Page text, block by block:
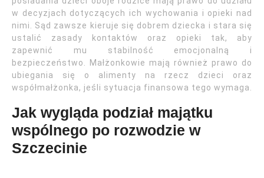
w decyzjach dotyczących ich wychowania i opieki nad
nimi. Sąd zawsze kieruje się dobrem dziecka i stara się
ustalić zasady kontaktów oraz opieki tak, aby
zapewnić mu stabilność emocjonalną i
bezpieczeństwo. Małżonkowie mają również prawo do
ubiegania się o alimenty na rzecz dzieci oraz
współmałżonka, jeśli sytuacja finansowa tego wymaga.
Jak wygląda podział majątku
wspólnego po rozwodzie w
Szczecinie